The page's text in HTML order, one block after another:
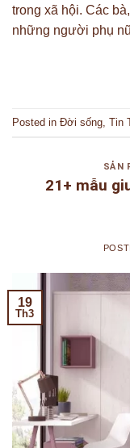
trong xã hội. Các
những người phụ
Posted in Đời sống Tin
SẢN
21+ mẫu
19
Th3